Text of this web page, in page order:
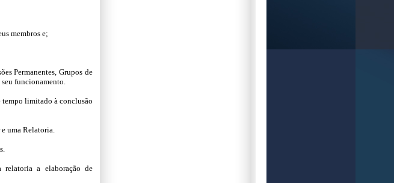
membros e;
Permanentes, Grupos de
funcionamento.
tempo limitado à conclusão
uma Relatoria.
relatoria a elaboração de